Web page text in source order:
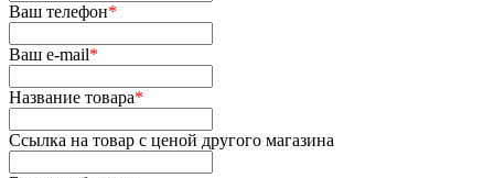
Ваш телефон*
Ваш e-mail*
Название товара*
Ссылка на товар с ценой другого магазина